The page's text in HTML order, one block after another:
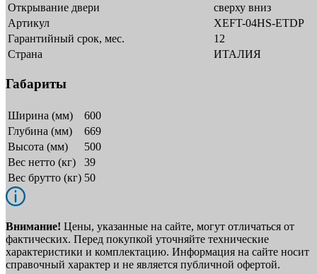
Открывание двери
сверху вниз
Артикул
XEFT-04HS-ETDP
Гарантийный срок, мес.
12
Страна
ИТАЛИЯ
Габариты
Ширина (мм)
600
Глубина (мм)
669
Высота (мм)
500
Вес нетто (кг)
39
Вес брутто (кг) 50
Внимание! Цены, указанные на сайте, могут отличаться от
фактических. Перед покупкой уточняйте технические
характеристики и комплектацию. Информация на сайте носит
справочный характер и не является публичной офертой.